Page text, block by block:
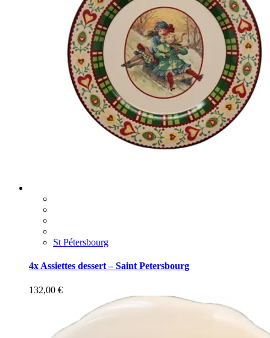
St Pétersbourg
4x Assiettes dessert – Saint Petersbourg
132,00 €